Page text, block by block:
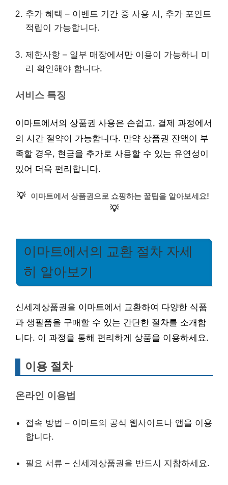
추가 혜택 – 이벤트 기간 중 사용 시, 추가 포인트
적립이 가능합니다.
제한사항 – 일부 매장에서만 이용이 가능하니 미
리 확인해야 합니다.
서비스 특징
이마트에서의 상품권 사용은 손쉽고, 결제 과정에서
의 시간 절약이 가능합니다. 만약 상품권 잔액이 부
족할 경우, 현금을 추가로 사용할 수 있는 유연성이
있어 더욱 편리합니다.
💡 이마트에서 상품권으로 쇼핑하는 꿀팁을 알아보세요!
💡
이마트에서의 교환 절차 자세
히 알아보기
신세계상품권을 이마트에서 교환하여 다양한 식품
과 생필품을 구매할 수 있는 간단한 절차를 소개합
니다. 이 과정을 통해 편리하게 상품을 이용하세요.
이용 절차
온라인 이용법
접속 방법 – 이마트의 공식 웹사이트나 앱을 이용
합니다.
필요 서류 – 신세계상품권을 반드시 지참하세요.